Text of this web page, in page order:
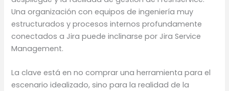
Una organización con equipos de ingeniería muy
estructurados y procesos internos profundamente
conectados a Jira puede inclinarse por Jira Service
Management.
La clave está en no comprar una herramienta para el
escenario idealizado, sino para la realidad de la